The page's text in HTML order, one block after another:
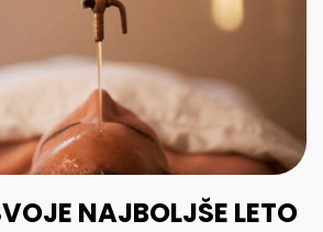
NAJBOLJŠE LETO